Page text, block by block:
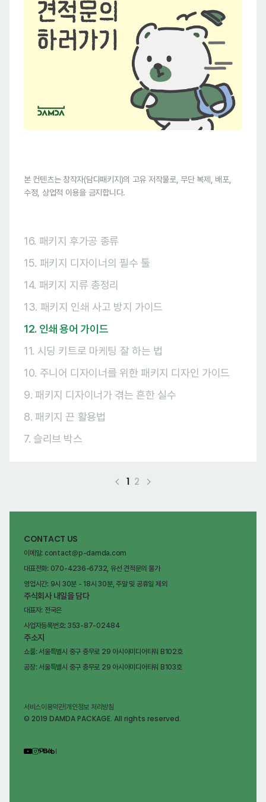
본 컨텐츠는 창작자(담다패키지)의 고유 저작물로, 무단 복제, 배포,
수정, 상업적 이용을 금지합니다.
16. 패키지 후가공 종류
15. 패키지 디자이너의 필수 툴
14. 패키지 지류 총정리
13. 패키지 인쇄 사고 방지 가이드
12. 인쇄 용어 가이드
11. 시딩 키트로 마케팅 잘 하는 법
10. 주니어 디자이너를 위한 패키지 디자인 가이드
9. 패키지 디자이너가 겪는 흔한 실수
8. 패키지 끈 활용법
7. 슬리브 박스
1 2
CONTACT US
이메일: contact@p-damda.com
대표전화: 070-4236-6732, 유선 견적문의 불가
영업시간: 9시 30분 - 18시 30분, 주말 및 공휴일 제외
주식회사 내일을 담다
대표자: 전국은
사업자등록번호: 353-87-02484
주소지
쇼룸: 서울특별시 중구 충무로 29 아시아미디어타워 B102호
공장: 서울특별시 중구 충무로 29 아시아미디어타워 B103호
서비스이용약관| 개인정보 처리방침
© 2019 DAMDA PACKAGE. All rights reserved.